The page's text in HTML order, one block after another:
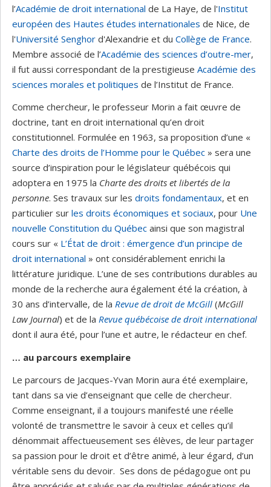
l’Académie de droit international de La Haye, de l'Institut
européen des Hautes études internationales de Nice, de
l'Université Senghor d'Alexandrie et du Collège de France.
Membre associé de l’Académie des sciences d’outre-mer,
il fut aussi correspondant de la prestigieuse Académie des
sciences morales et politiques de l’Institut de France.
Comme chercheur, le professeur Morin a fait œuvre de
doctrine, tant en droit international qu’en droit
constitutionnel. Formulée en 1963, sa proposition d’une «
Charte des droits de l’Homme pour le Québec » sera une
source d’inspiration pour le législateur québécois qui
adoptera en 1975 la Charte des droits et libertés de la
personne. Ses travaux sur les droits fondamentaux, et en
particulier sur les droits économiques et sociaux, pour Une
nouvelle Constitution du Québec ainsi que son magistral
cours sur « L’État de droit : émergence d’un principe de
droit international » ont considérablement enrichi la
littérature juridique. L’une de ses contributions durables au
monde de la recherche aura également été la création, à
30 ans d’intervalle, de la Revue de droit de McGill (McGill
Law Journal) et de la Revue québécoise de droit international
dont il aura été, pour l’une et autre, le rédacteur en chef.
… au parcours exemplaire
Le parcours de Jacques-Yvan Morin aura été exemplaire,
tant dans sa vie d’enseignant que celle de chercheur.
Comme enseignant, il a toujours manifesté une réelle
volonté de transmettre le savoir à ceux et celles qu’il
dénommait affectueusement ses élèves, de leur partager
sa passion pour le droit et d’être animé, à leur égard, d’un
véritable sens du devoir. Ses dons de pédagogue ont pu